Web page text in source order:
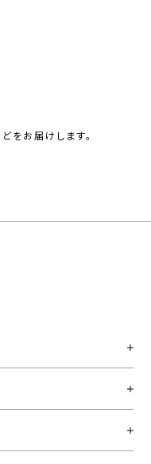
をお届けします。